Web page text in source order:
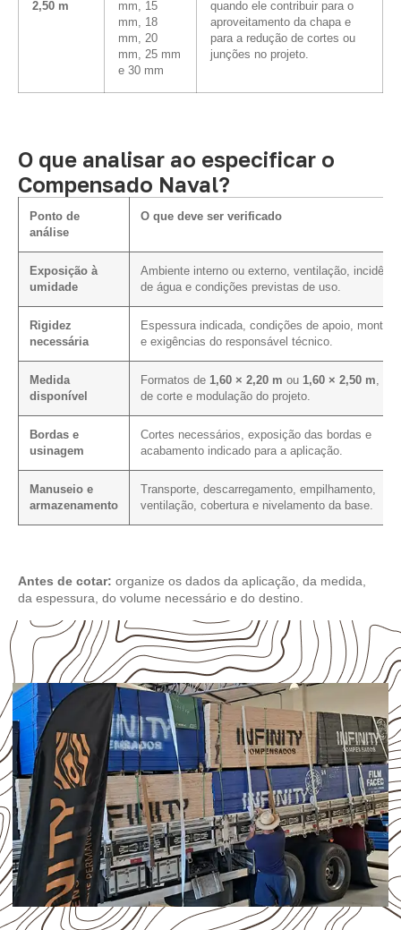
2,50 m
mm, 15
mm, 18
mm, 20
mm, 25 mm
e 30 mm
quando ele contribuir para o
aproveitamento da chapa e
para a redução de cortes ou
junções no projeto.
O que analisar ao especificar o
Compensado Naval?
Ponto de
análise
O que deve ser verificado
Exposição à
umidade
Ambiente interno ou externo, ventilação,
de água e condições previstas de uso.
Rigidez
necessária
Espessura indicada, condições de apoio,
e exigências do responsável técnico.
Medida
disponível
Formatos de 1,60 × 2,20 m ou 1,60 × 2,50 m,
de corte e modulação do projeto.
Bordas e
usinagem
Cortes necessários, exposição das bordas e
acabamento indicado para a aplicação.
Manuseio e
armazenamento
Transporte, descarregamento, empilhamento,
ventilação, cobertura e nivelamento da base.
Antes de cotar: organize os dados da aplicação, da medida,
da espessura, do volume necessário e do destino.